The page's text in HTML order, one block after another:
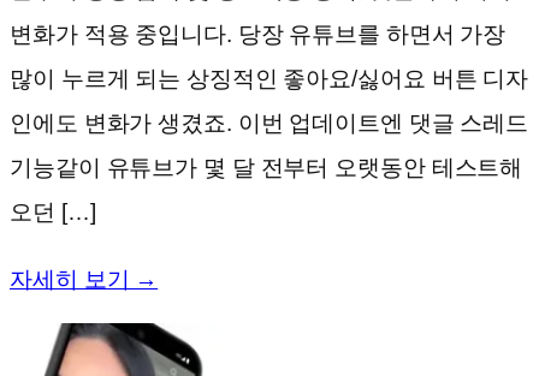
변화가 적용 중입니다. 당장 유튜브를 하면서 가장
많이 누르게 되는 상징적인 좋아요/싫어요 버튼 디자
인에도 변화가 생겼죠. 이번 업데이트엔 댓글 스레드
기능같이 유튜브가 몇 달 전부터 오랫동안 테스트해
오던 […]
자세히 보기 →